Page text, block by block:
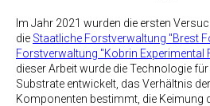
Im Jahr 2021 wurden die ersten
die Staatliche Forstverwaltung "Brest
Forstverwaltung "Kobrin Experimental
dieser Arbeit wurde die Technologie
Substrate entwickelt, das Verhältnis
Komponenten bestimmt, die Keimung